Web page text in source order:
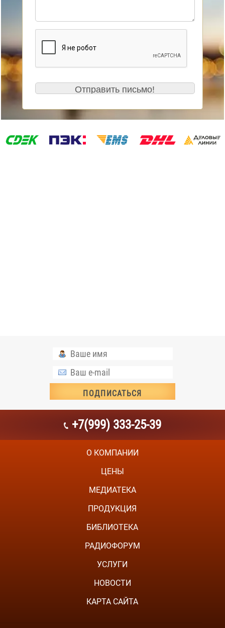
+7(999) 333-25-39
О КОМПАНИИ
ЦЕНЫ
МЕДИАТЕКА
ПРОДУКЦИЯ
БИБЛИОТЕКА
РАДИОФОРУМ
УСЛУГИ
НОВОСТИ
КАРТА САЙТА